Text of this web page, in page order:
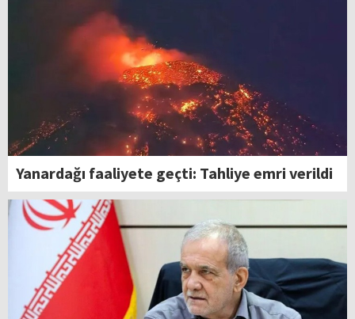
Yanardağı faaliyete geçti: Tahliye emri verildi